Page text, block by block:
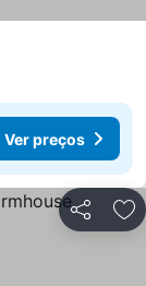
Ver preços
Partilhar